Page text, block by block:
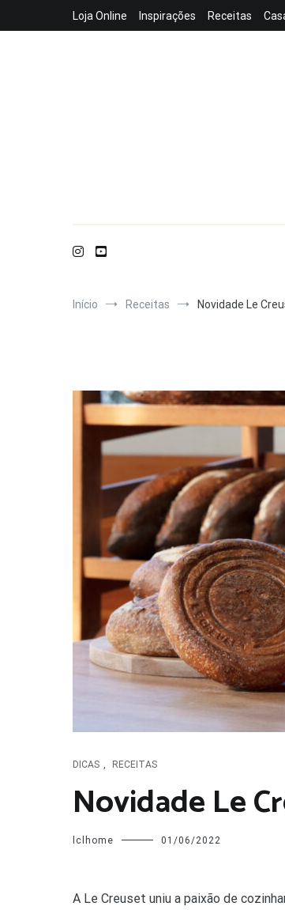
Loja Online Inspirações Receitas
Início Receitas Novidade Le
DICAS , RECEITAS
Novidade Le
lclhome 01/06/2022
A Le Creuset uniu a paixão de